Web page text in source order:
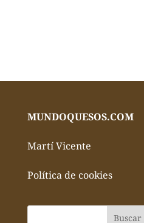
MUNDOQUESOS.COM
Martí Vicente
Política de cookies